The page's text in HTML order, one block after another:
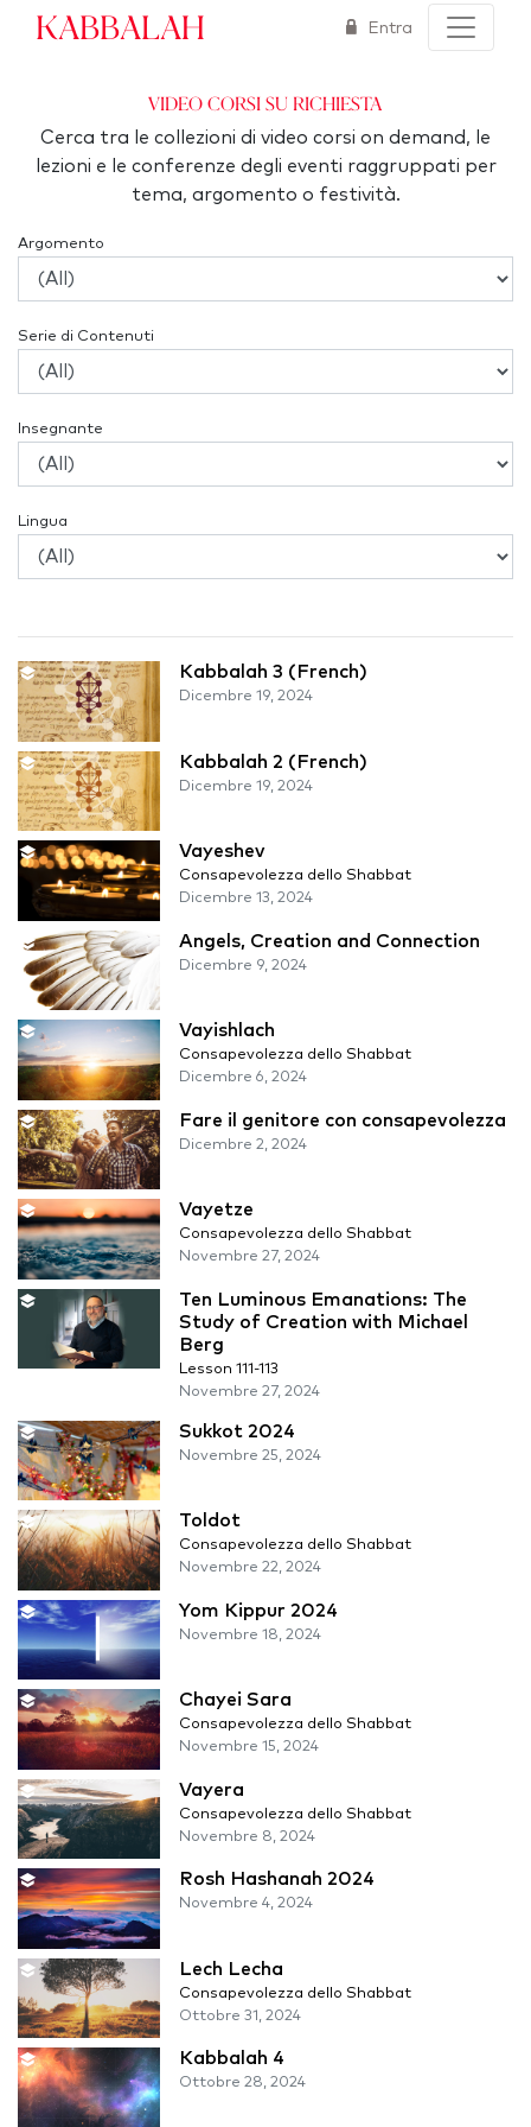
Kabbalah Entra
Video corsi su richiesta
Cerca tra le collezioni di video corsi on demand, le
lezioni e le conferenze degli eventi raggruppati per
tema, argomento o festività.
Argomento
Serie di Contenuti
Insegnante
Lingua
Kabbalah 3 (French)
Dicembre 19, 2024
Kabbalah 2 (French)
Dicembre 19, 2024
Vayeshev
Consapevolezza dello Shabbat
Dicembre 13, 2024
Angels, Creation and Connection
Dicembre 9, 2024
Vayishlach
Consapevolezza dello Shabbat
Dicembre 6, 2024
Fare il genitore con consapevolezza
Dicembre 2, 2024
Vayetze
Consapevolezza dello Shabbat
Novembre 27, 2024
Ten Luminous Emanations: The
Study of Creation with Michael
Berg
Lesson 111-113
Novembre 27, 2024
Sukkot 2024
Novembre 25, 2024
Toldot
Consapevolezza dello Shabbat
Novembre 22, 2024
Yom Kippur 2024
Novembre 18, 2024
Chayei Sara
Consapevolezza dello Shabbat
Novembre 15, 2024
Vayera
Consapevolezza dello Shabbat
Novembre 8, 2024
Rosh Hashanah 2024
Novembre 4, 2024
Lech Lecha
Consapevolezza dello Shabbat
Ottobre 31, 2024
Kabbalah 4
Ottobre 28, 2024